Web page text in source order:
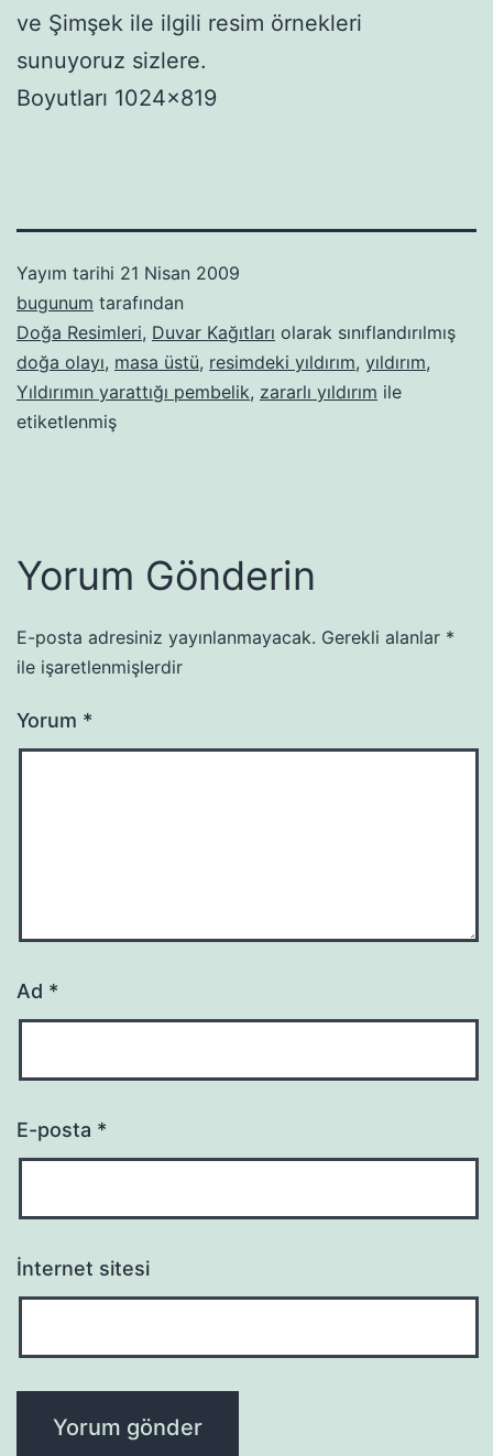
ve Şimşek ile ilgili resim örnekleri
sunuyoruz sizlere.
Boyutları 1024×819
Yayım tarihi 21 Nisan 2009
bugunum tarafından
Doğa Resimleri, Duvar Kağıtları olarak sınıflandırılmış
doğa olayı, masa üstü, resimdeki yıldırım, yıldırım,
Yıldırımın yarattığı pembelik, zararlı yıldırım ile
etiketlenmiş
Yorum Gönderin
E-posta adresiniz yayınlanmayacak. Gerekli alanlar *
ile işaretlenmişlerdir
Yorum *
Ad *
E-posta *
İnternet sitesi